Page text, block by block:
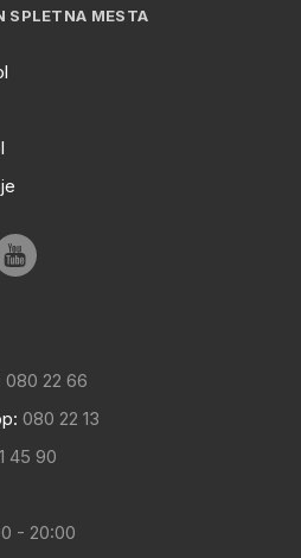
SPLETNA MESTA
080 22 66
080 22 13
45 90
- 20:00